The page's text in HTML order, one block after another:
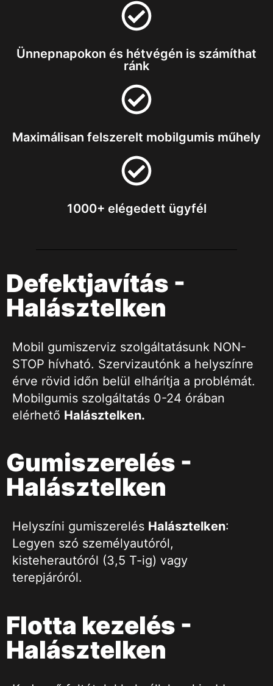
Ünnepnapokon és hétvégén is számíthat
ránk
Maximálisan felszerelt mobilgumis műhely
1000+ elégedett ügyfél
Defektjavítás -
Halásztelken
Mobil gumiszerviz szolgáltatásunk NON-
STOP hívható. Szervizautónk a helyszínre
érve rövid időn belül elhárítja a problémát.
Mobilgumis szolgáltatás 0-24 órában
elérhető Halásztelken.
Gumiszerelés -
Halásztelken
Helyszíni gumiszerelés Halásztelken:
Legyen szó személyautóról,
kisteherautóról (3,5 T-ig) vagy
terepjáróról.
Flotta kezelés -
Halásztelken